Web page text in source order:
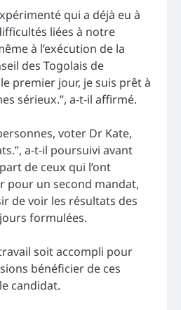
qui a déjà eu à
liées à notre
à l’exécution de la
des Togolais de
premier jour, je suis prêt à
sérieux.”, a-t-il affirmé.
voter Dr Kate,
a-t-il poursuivi avant
de ceux qui l’ont
pour un second mandat,
de voir les résultats des
formulées.
soit accompli pour
bénéficier de ces
candidat.